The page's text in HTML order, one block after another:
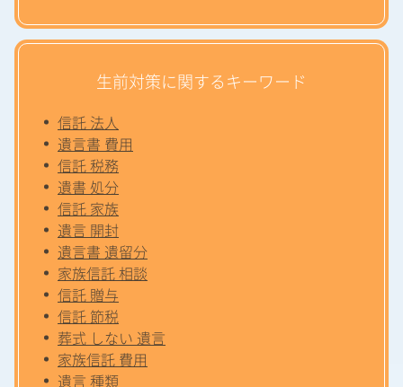
生前対策に関するキーワード
信託 法人
遺言書 費用
信託 税務
遺書 処分
信託 家族
遺言 開封
遺言書 遺留分
家族信託 相談
信託 贈与
信託 節税
葬式 しない 遺言
家族信託 費用
遺言 種類